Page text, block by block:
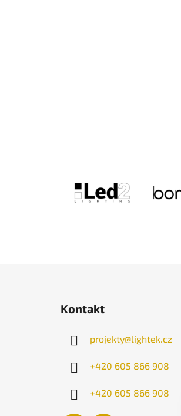
Kontakt
projekty@lightek.cz
+420 605 866 908
+420 605 866 908